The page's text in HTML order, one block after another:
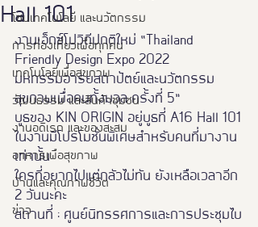
โซนเทคโนโลยี และนวัตกรรม
การท่องเที่ยวเพื่อทุกคน
เทคโนโลยีเพื่อสุขภาพ
วัฒนธรรม และสินค้าชุมชน
งานอดิเรก และของสะสม
อาหารเพือสุขภาพ
บ้านและคุณภาพชีวิต
ข่าว
Hall 101
งานเอ็กซ์โปวิถีปกติใหม่ “Thailand
Friendly Design Expo 2022
มหกรรมอารยสถาปัตย์และนวัตกรรม
สุขภาพเพื่อคนทั้งมวล ครั้งที่ 5”
บูธของ KIN ORIGIN อยู่บูธที่ A16 Hall 101
ในงานมีโปรโมชั่นพิเศษสำหรับคนที่มางาน
เท่านั้น
ใครที่อยากไปแต่กลัวไม่ทัน ยังเหลือเวลาอีก
2 วันนะคะ
สถานที่ : ศูนย์นิทรรศการและการประชุมไบ